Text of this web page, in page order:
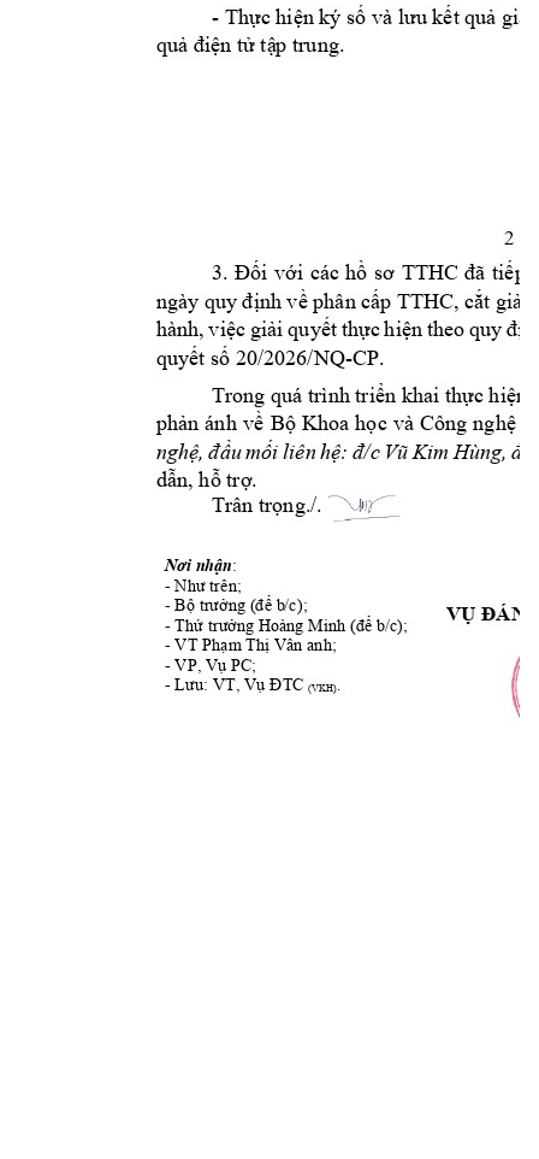
- Thực hiện ký số và lưu kết quả
quả điện tử tập trung.
2
3. Đối với các hồ sơ TTHC đã tiếp
ngày quy định về phân cấp TTHC, cắt
hành, việc giải quyết thực hiện theo quy
quyết số 20/2026/NQ-CP.
Trong quá trình triển khai thực hiện,
phản ánh về Bộ Khoa học và Công nghệ
nghệ, đầu mối liên hệ: đ/c Vũ Kim Hùng,
dẫn, hỗ trợ.
Trân trọng./.
Nơi nhận:
- Như trên;
- Bộ trưởng (để b/c);
- Thứ trưởng Hoàng Minh (để b/c);
- VT Phạm Thị Vân anh;
- VP, Vụ PC;
- Lưu: VT, Vụ ĐTC (VKH).
VỤ